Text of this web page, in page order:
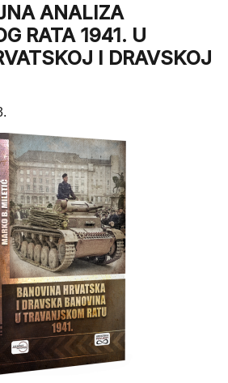
ANALIZA
RATA 1941. U
I DRAVSKOJ